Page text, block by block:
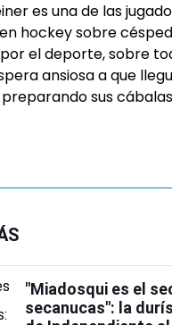
es una de las
hockey sobre
el deporte, sobre
ansiosa a que
sus
"Miadosqui es el
secanucas": la